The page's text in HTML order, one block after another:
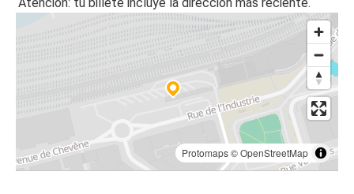
Protomaps©OpenStreetMap